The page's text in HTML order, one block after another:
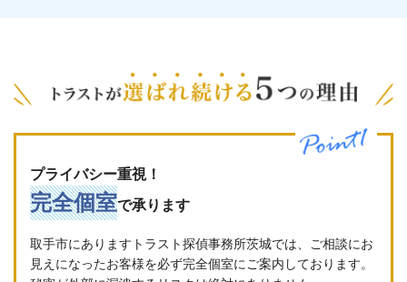
プライバシー重視！
完全個室で承ります
取手市にありますトラスト探偵事務所茨城では、ご相談にお
見えになったお客様を必ず完全個室にご案内しております。